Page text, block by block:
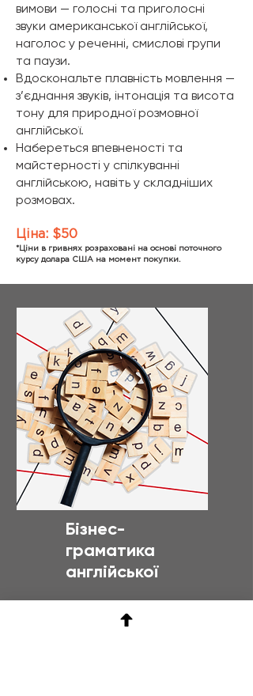
вимови — голосні та приголосні
звуки американської англійської,
наголос у реченні, смислові групи
та паузи.
Вдоскональте плавність мовлення —
з’єднання звуків, інтонація та висота
тону для природної розмовної
англійської.
Набереться впевненості та
майстерності у спілкуванні
англійською, навіть у складніших
розмовах.
Ціна: $50
*Ціни в гривнях розраховані на основі поточного
курсу долара США на момент покупки.
Бізнес-
граматика
англійської